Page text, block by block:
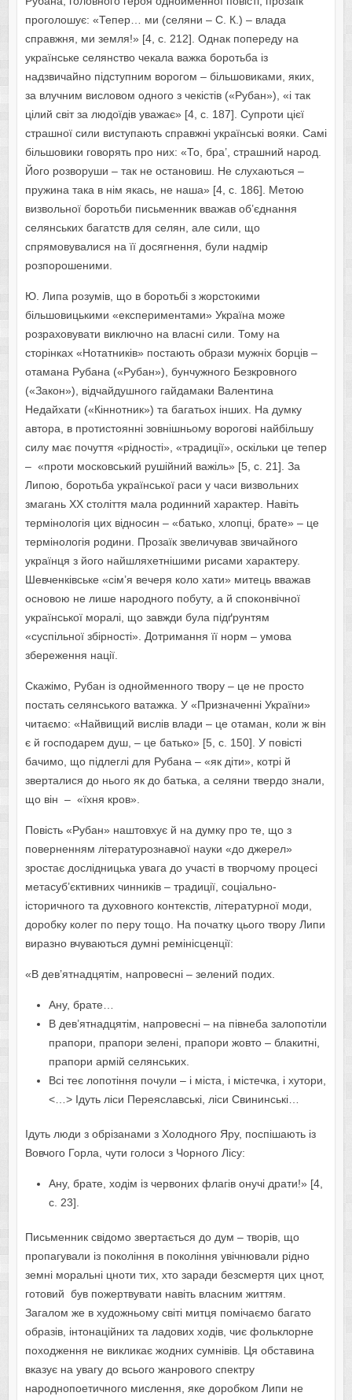
проголошує: «Тепер… ми (селяни – С. К.) – влада
справжня, ми земля!» [4, с. 212]. Однак попереду на
українське селянство чекала важка боротьба із
надзвичайно підступним ворогом – більшовиками, яких,
за влучним висловом одного з чекістів («Рубан»), «і так
цілий світ за людоїдів уважає» [4, с. 187]. Супроти цієї
страшної сили виступають справжні українські вояки. Самі
більшовики говорять про них: «То, бра’, страшний народ.
Його розворуши – так не остановиш. Не слухаються –
пружина така в нім якась, не наша» [4, с. 186]. Метою
визвольної боротьби письменник вважав об’єднання
селянських багатств для селян, але сили, що
спрямовувалися на її досягнення, були надмір
розпорошеними.
Ю. Липа розумів, що в боротьбі з жорстокими
більшовицькими «експериментами» Україна може
розраховувати виключно на власні сили. Тому на
сторінках «Нотатників» постають образи мужніх борців –
отамана Рубана («Рубан»), бунчужного Безкровного
(«Закон»), відчайдушного гайдамаки Валентина
Недайхати («Кіннотник») та багатьох інших. На думку
автора, в протистоянні зовнішньому ворогові найбільшу
силу має почуття «рідності», «традиції», оскільки це тепер
– «проти московський рушійний важіль» [5, с. 21]. За
Липою, боротьба української раси у часи визвольних
змагань ХХ століття мала родинний характер. Навіть
термінологія цих відносин – «батько, хлопці, брате» – це
термінологія родини. Прозаїк звеличував звичайного
українця з його найшляхетнішими рисами характеру.
Шевченківське «cім’я вечеря коло хати» митець вважав
основою не лише народного побуту, а й споконвічної
української моралі, що завжди була підґрунтям
«суспільної збірності». Дотримання її норм – умова
збереження нації.
Скажімо, Рубан із однойменного твору – це не просто
постать селянського ватажка. У «Призначенні України»
читаємо: «Найвищий вислів влади – це отаман, коли ж він
є й господарем душ, – це батько» [5, с. 150]. У повісті
бачимо, що підлеглі для Рубана – «як діти», котрі й
зверталися до нього як до батька, а селяни твердо знали,
що він – «їхня кров».
Повість «Рубан» наштовхує й на думку про те, що з
поверненням літературознавчої науки «до джерел»
зростає дослідницька увага до участі в творчому процесі
метасуб’єктивних чинників – традиції, соціально-
історичного та духовного контекстів, літературної моди,
доробку колег по перу тощо. На початку цього твору Липи
виразно вчуваються думні ремінісценції:
«В дев’ятнадцятім, напровесні – зелений подих.
Ану, брате…
В дев’ятнадцятім, напровесні – на півнеба залопотіли
прапори, прапори зелені, прапори жовто – блакитні,
прапори армій селянських.
Всі теє лопотіння почули – і міста, і містечка, і хутори,
<…> Ідуть ліси Переяславські, ліси Свининські…
Ідуть люди з обрізанами з Холодного Яру, поспішають із
Вовчого Горла, чути голоси з Чорного Лісу:
Ану, брате, ходім із червоних флагів онучі драти!» [4,
с. 23].
Письменник свідомо звертається до дум – творів, що
пропагували із покоління в покоління увічнювали рідно
земні моральні цноти тих, хто заради безсмертя цих цнот,
готовий був пожертвувати навіть власним життям.
Загалом же в художньому світі митця помічаємо багато
образів, інтонаційних та ладових ходів, чиє фольклорне
походження не викликає жодних сумнівів. Ця обставина
вказує на увагу до всього жанрового спектру
народнопоетичного мислення, яке доробком Липи не